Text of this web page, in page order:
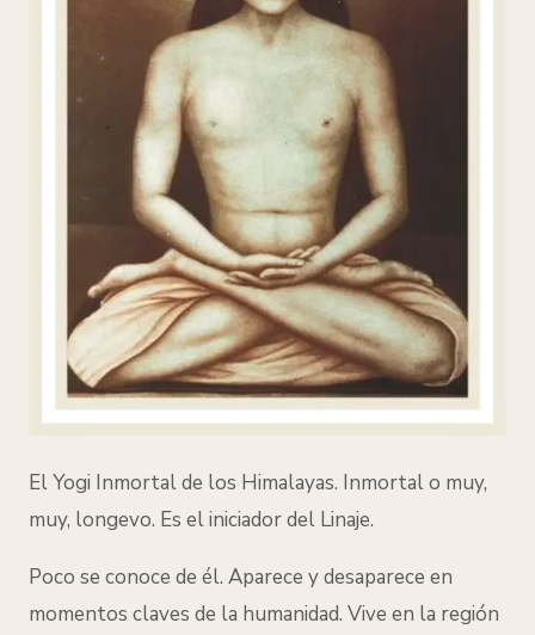
El Yogi Inmortal de los Himalayas. Inmortal o muy,
muy, longevo. Es el iniciador del Linaje.
Poco se conoce de él. Aparece y desaparece en
momentos claves de la humanidad. Vive en la región